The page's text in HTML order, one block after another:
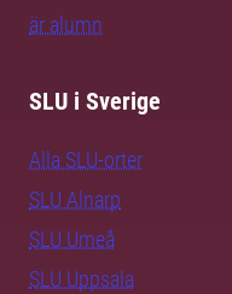
är alumn
SLU i Sverige
Alla SLU-orter
SLU Alnarp
SLU Umeå
SLU Uppsala